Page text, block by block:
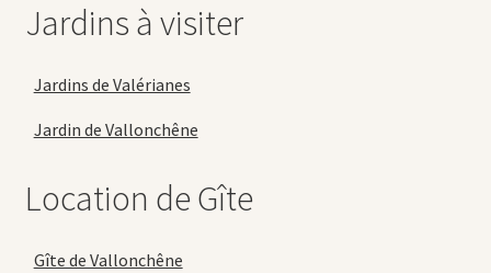
Jardins à visiter
Jardins de Valérianes
Jardin de Vallonchêne
Location de Gîte
Gîte de Vallonchêne